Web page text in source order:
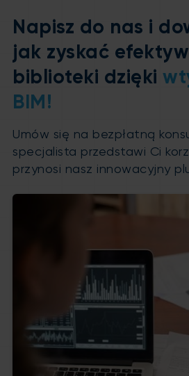
Napisz do nas i
jak zyskać
biblioteki dzięki
BIM!
Umów się na bezpłatną
specjalista przedstawi Ci
przynosi nasz innowacyjny